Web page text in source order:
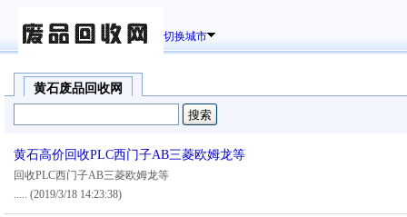
切换城市
黄石废品回收网
黄石高价回收PLC西门子AB三菱欧姆龙等
回收PLC西门子AB三菱欧姆龙等
..... (2019/3/18 14:23:38)